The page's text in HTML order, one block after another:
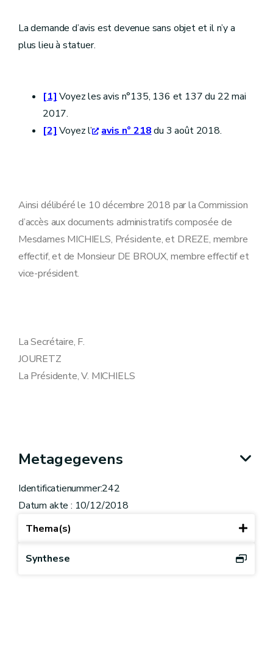
La demande d’avis est devenue sans objet et il n’y a
plus lieu à statuer.
[1] Voyez les avis n°135, 136 et 137 du 22 mai
2017.
[2] Voyez l’ avis n° 218du 3 août 2018.
Ainsi délibéré le 10 décembre 2018 par la Commission
d’accès aux documents administratifs composée de
Mesdames MICHIELS, Présidente, et DREZE, membre
effectif, et de Monsieur DE BROUX, membre effectif et
vice-président.
La Secrétaire, F.
JOURETZ
La Présidente, V. MICHIELS
Metagegevens
Identificatienummer:242
Datum akte : 10/12/2018
Thema(s)
Synthese